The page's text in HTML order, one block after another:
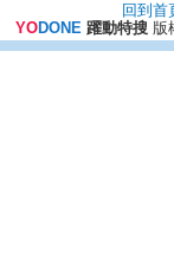
回到首
YODONE 躍動特搜版